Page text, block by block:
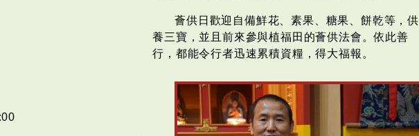
薈供日歡迎自備鮮花、素果、糖果、餅乾等，供
養三寶，並且前來參與植福田的薈供法會。依此善
行，都能令行者迅速累積資糧，得大福報。